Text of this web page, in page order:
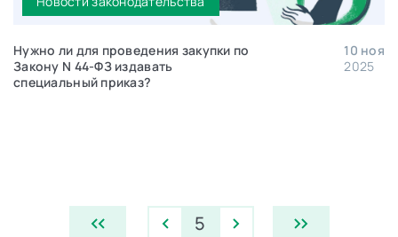
Нужно ли для проведения закупки по
Закону N 44-ФЗ издавать
специальный приказ?
10 ноя
2025
5